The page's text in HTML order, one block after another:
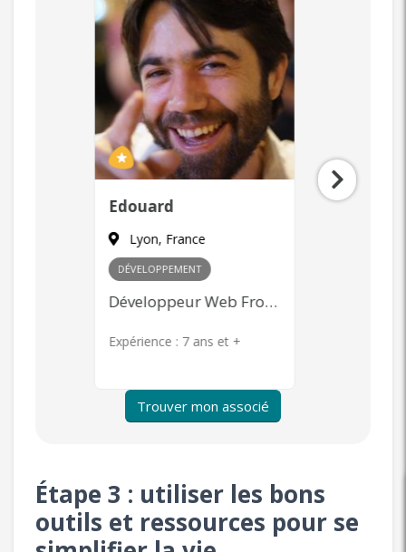
Laurent
Paris, France
MARKETING + 1
Community Management, Content Marketing, Publicité en ligne, Product Management
Expérience : 7 ans et +
Zaya
Trouver mon associé
Étape 3 : utiliser les bons
outils et ressources pour se